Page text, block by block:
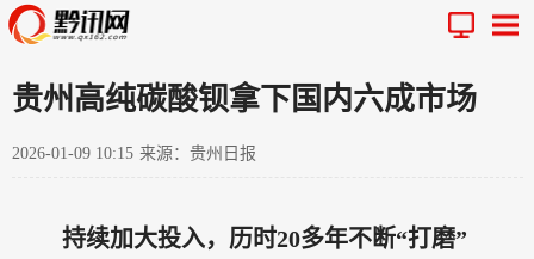
贵州高纯碳酸钡拿下国内六成市场
2026-01-09 10:15 来源：贵州日报
持续加大投入，历时20多年不断“打磨”